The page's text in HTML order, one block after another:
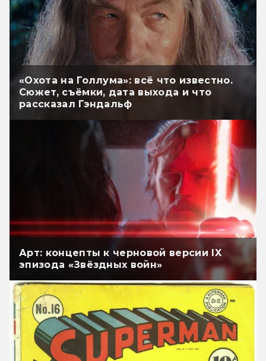
«Охота на Голлума»: всё что известно.
Сюжет, съёмки, дата выхода и что
рассказал Гэндальф
Арт: концепты к черновой версии IX
эпизода «Звёздных войн»